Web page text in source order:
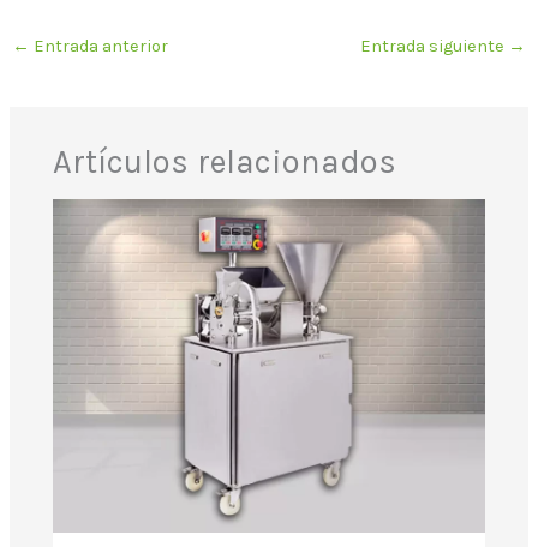
← Entrada anterior Entrada siguiente →
Artículos relacionados